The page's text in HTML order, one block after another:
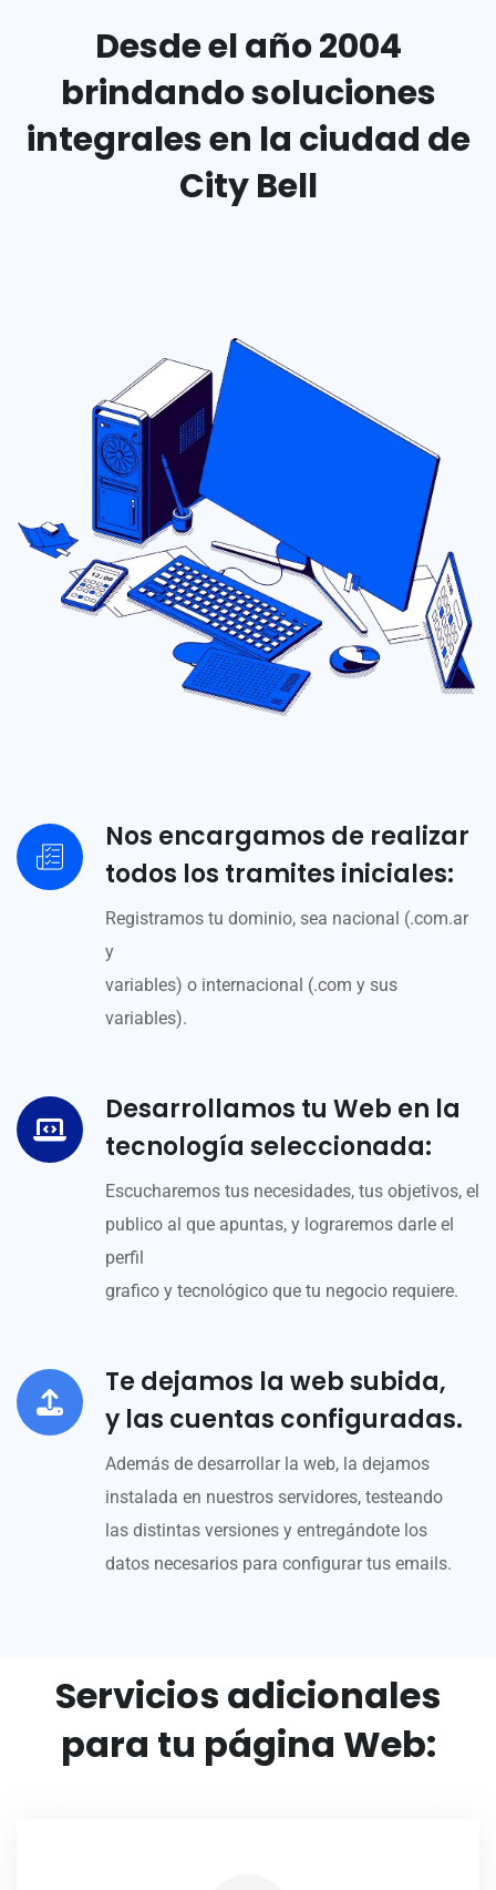
Desde el año 2004
brindandosoluciones
integrales en la ciudad de
City Bell
Nos encargamos de realizar
todos los tramites iniciales:
Registramos tu dominio, sea nacional (.com.ar
y
variables) o internacional (.com y sus
variables).
Desarrollamos tu Web en la
tecnología seleccionada:
Escucharemos tus necesidades, tus objetivos, el
publico al que apuntas, y lograremos darle el
perfil
grafico y tecnológico que tu negocio requiere.
Te dejamos la web subida,
y las cuentas configuradas.
Además de desarrollar la web, la dejamos
instalada en nuestros servidores, testeando
las distintas versiones y entregándote los
datos necesarios para configurar tus emails.
Servicios adicionales
para tu página Web: